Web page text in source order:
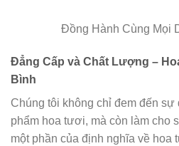
Đồng Hành Cùng Mọi
Đẳng Cấp và Chất Lượng –
Bình
Chúng tôi không chỉ đem đến sự
phẩm hoa tươi, mà còn làm cho
một phần của định nghĩa về hoa